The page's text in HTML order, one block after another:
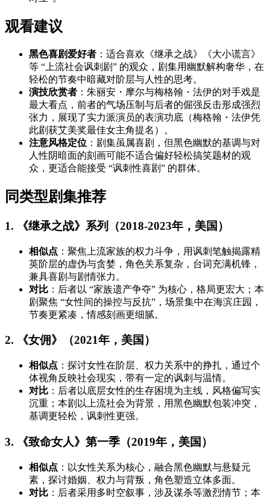
观看建议
黑色喜剧爱好者 ：适合喜欢《继承之战》《大小谎言》
等 “上流社会讽刺剧” 的观众，剧集用幽默解构奢华，在
轻松的节奏中暗藏对阶层与人性的思考。
演技欣赏者 ：朱丽安・摩尔与梅格翰・法伊的对手戏是
最大看点，前者的气场压制与后者的倔强反击形成强烈
张力，展现了实力派演员的表演功底（梅格翰・法伊凭
此剧获艾美奖最佳女主角提名）。
注意风格定位 ：剧集虽属喜剧，但黑色幽默的基调与对
人性阴暗面的刻画可能不适合偏好轻松搞笑题材的观
众，更适合能接受 “讽刺性喜剧” 的群体。
同类型剧集推荐
1. 《继承之战》系列（2018-2023年，美国）
相似点 ：聚焦上流家族的权力斗争，用讽刺笔触揭露精
英阶层的虚伪与贪婪，角色关系复杂，台词充满机锋，
兼具喜剧与剧情张力。
对比 ：后者以 “家族遗产争夺” 为核心，格局更宏大；本
剧聚焦 “女性间的操控与反抗”，场景集中在海滨庄园，
节奏更紧凑，情感刻画更细腻。
2. 《女佣》（2021年，美国）
相似点 ：探讨女性在阶层、权力关系中的挣扎，通过个
体视角反映社会现实，带有一定的讽刺与温情。
对比 ：后者以底层女性的生存困境为主线，风格偏写实
沉重；本剧以上流社会为背景，用黑色幽默包装冲突，
基调更轻松，讽刺性更强。
3. 《致命女人》第一季（2019年，美国）
相似点 ：以女性关系为核心，融合黑色幽默与悬疑元
素，探讨婚姻、权力与背叛，角色塑造立体多面。
对比 ：后者采用多时空叙事，涉及谋杀等激烈情节；本